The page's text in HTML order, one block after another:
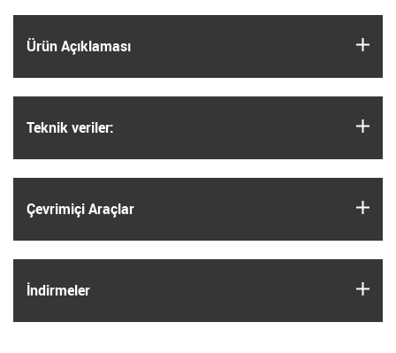
Ürün Açıklaması
Teknik veriler:
Çevrimiçi Araçlar
İndirmeler